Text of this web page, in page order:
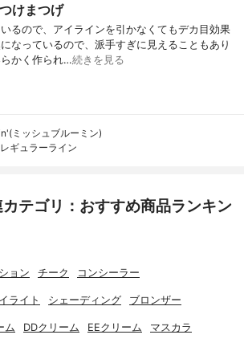
けまつげ
るので、アイラインを引かなくてもデカ目効果
なっているので、派手すぎに見えることもあり
かく作られ…続きを見る
ミッシュブルーミン)
ギュラーライン
テゴリ：おすすめ商品ランキン
ョン チーク コンシーラー
ライト シェーディング ブロンザー
ム DDクリーム EEクリーム マスカラ